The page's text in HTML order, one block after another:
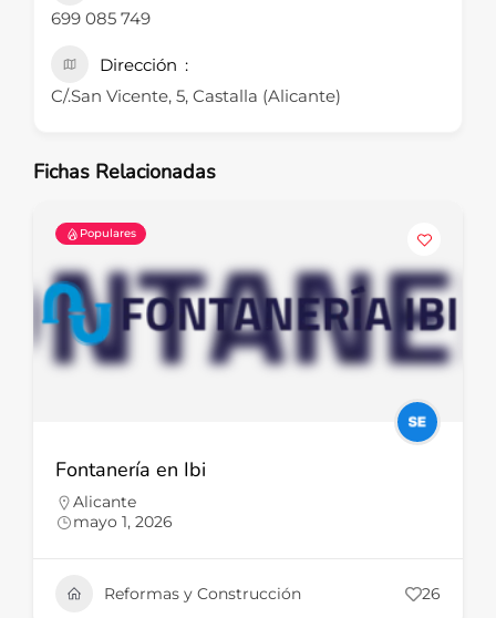
699 085 749
Dirección
C/.San Vicente, 5, Castalla (Alicante)
Fichas Relacionadas
Populares
Fontanería en Ibi
Alicante
mayo 1, 2026
Reformas y Construcción 26